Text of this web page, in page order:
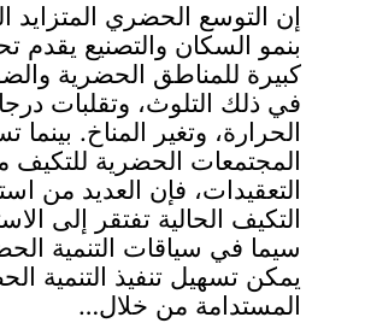
إن التوسع الحضري المتزايد
بنمو السكان والتصنيع يقدم
كبيرة للمناطق الحضرية
في ذلك التلوث، وتقلبات
الحرارة، وتغير المناخ. بينما
المجتمعات الحضرية للتكيف
التعقيدات، فإن العديد من
التكيف الحالية تفتقر إلى
سيما في سياقات التنمية
يمكن تسهيل تنفيذ التنمية
المستدامة من خلال…